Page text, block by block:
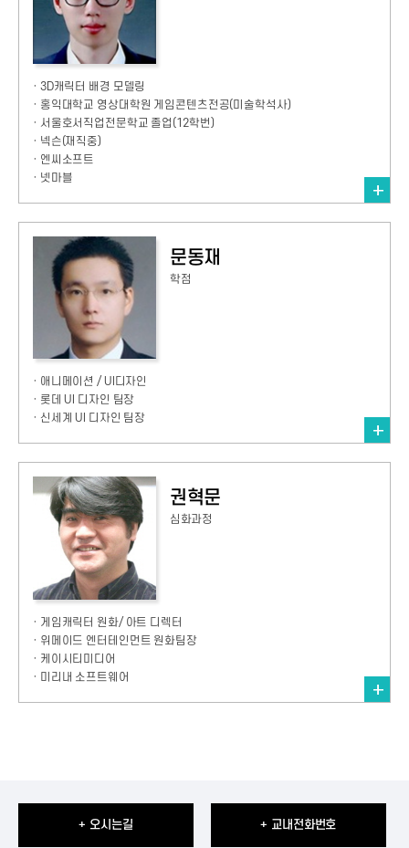
· 3D캐릭터 배경 모델링
· 홍익대학교 영상대학원 게임콘텐츠전공(미술학석사)
· 서울호서직업전문학교 졸업(12학번)
· 넥슨(재직중)
· 엔씨소프트
· 넷마블
문동재
학점
· 애니메이션 / UI디자인
· 롯데 UI 디자인 팀장
· 신세계 UI 디자인 팀장
권혁문
심화과정
· 게임캐릭터 원화/ 아트 디렉터
· 위메이드 엔터테인먼트 원화팀장
· 케이시티미디어
· 미리내 소프트웨어
+ 오시는길 + 교내전화번호